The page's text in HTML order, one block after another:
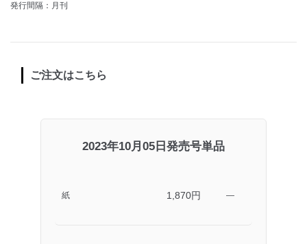
発行間隔：月刊
ご注文はこちら
2023年10月05日発売号単品
紙 1,870円 ―